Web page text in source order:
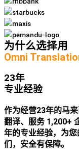
为什么选择用
Omni
23年
专业经验
作为经营23年的马
翻译、服务 1,200+
年的专业经验，为
们，安全有保障。